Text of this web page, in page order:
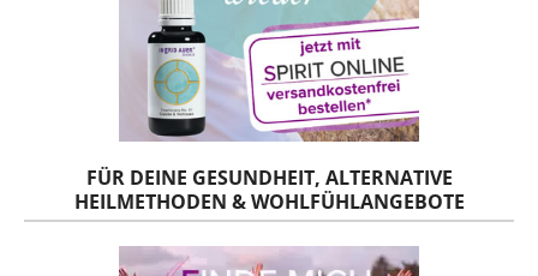
FÜR DEINE GESUNDHEIT, ALTERNATIVE
HEILMETHODEN & WOHLFÜHLANGEBOTE